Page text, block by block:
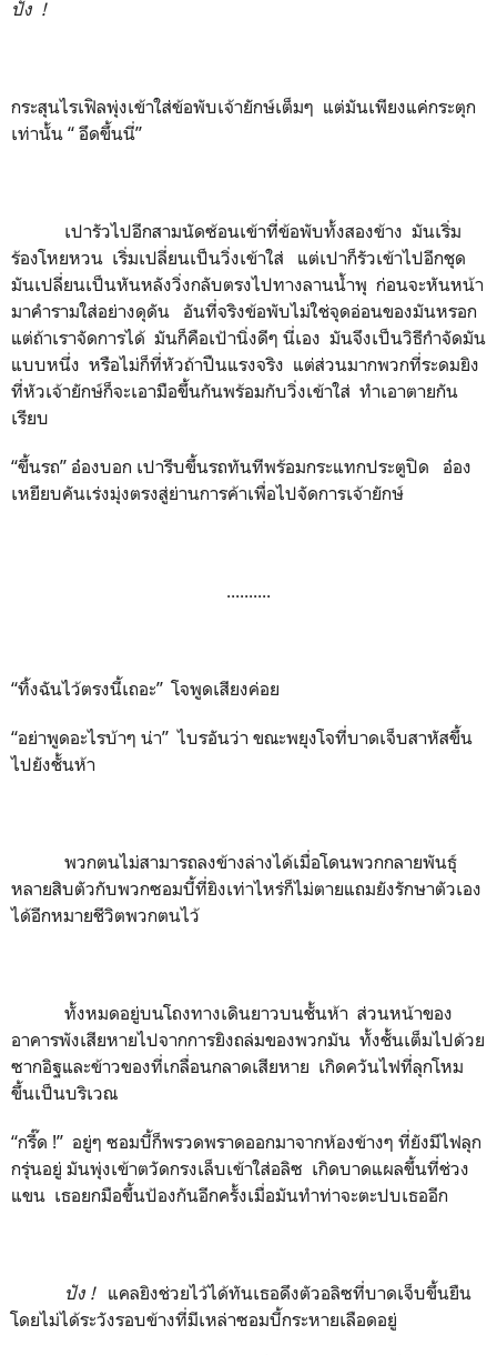
ปัง !
กระสุนไรเฟิลพุ่งเข้าใส่ข้อพับเจ้ายักษ์เต็มๆ แต่มันเพียงแค่กระตุก
เท่านั้น “ อึดขึ้นนี่”
เปารัวไปอีกสามนัดซ้อนเข้าที่ข้อพับทั้งสองข้าง มันเริ่ม
ร้องโหยหวน เริ่มเปลี่ยนเป็นวิ่งเข้าใส่ แต่เปาก็รัวเข้าไปอีกชุด
มันเปลี่ยนเป็นหันหลังวิ่งกลับตรงไปทางลานน้ำพุ ก่อนจะหันหน้า
มาคำรามใส่อย่างดุดัน อันที่จริงข้อพับไม่ใช่จุดอ่อนของมันหรอก
แต่ถ้าเราจัดการได้ มันก็คือเป้านิ่งดีๆ นี่เอง มันจึงเป็นวิธีกำจัดมัน
แบบหนึ่ง หรือไม่ก็ที่หัวถ้าปืนแรงจริง แต่ส่วนมากพวกที่ระดมยิง
ที่หัวเจ้ายักษ์ก็จะเอามือขึ้นกันพร้อมกับวิ่งเข้าใส่ ทำเอาตายกัน
เรียบ
“ขึ้นรถ” อ๋องบอก เปารีบขึ้นรถทันทีพร้อมกระแทกประตูปิด อ๋อง
เหยียบคันเร่งมุ่งตรงสู่ย่านการค้าเพื่อไปจัดการเจ้ายักษ์
..........
“ทิ้งฉันไว้ตรงนี้เถอะ” โจพูดเสียงค่อย
“อย่าพูดอะไรบ้าๆ น่า” ไบรอันว่า ขณะพยุงโจที่บาดเจ็บสาหัสขึ้น
ไปยังชั้นห้า
พวกตนไม่สามารถลงข้างล่างได้เมื่อโดนพวกกลายพันธุ์
หลายสิบตัวกับพวกซอมบี้ที่ยิงเท่าไหร่ก็ไม่ตายแถมยังรักษาตัวเอง
ได้อีกหมายชีวิตพวกตนไว้
ทั้งหมดอยู่บนโถงทางเดินยาวบนชั้นห้า ส่วนหน้าของ
อาคารพังเสียหายไปจากการยิงถล่มของพวกมัน ทั้งชั้นเต็มไปด้วย
ซากอิฐและข้าวของที่เกลื่อนกลาดเสียหาย เกิดควันไฟที่ลุกโหม
ขึ้นเป็นบริเวณ
“กรี๊ด !” อยู่ๆ ซอมบี้ก็พรวดพราดออกมาจากห้องข้างๆ ที่ยังมีไฟลุก
กรุ่นอยู่ มันพุ่งเข้าตวัดกรงเล็บเข้าใส่อลิซ เกิดบาดแผลขึ้นที่ช่วง
แขน เธอยกมือขึ้นป้องกันอีกครั้งเมื่อมันทำท่าจะตะปบเธออีก
ปัง !แคลยิงช่วยไว้ได้ทันเธอดึงตัวอลิซที่บาดเจ็บขึ้นยืน
โดยไม่ได้ระวังรอบข้างที่มีเหล่าซอมบี้กระหายเลือดอยู่